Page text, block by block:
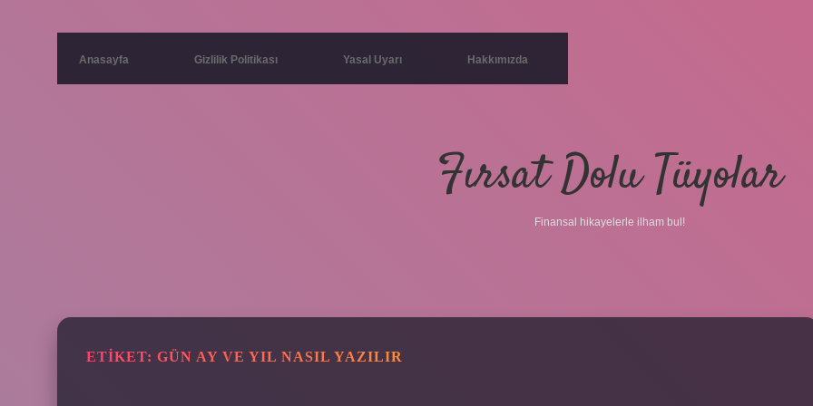
Anasayfa Gizlilik Politikası Yasal Uyarı Hakkımızda
Fırsat Dolu Tüyolar
Finansal hikayelerle ilham bul!
ETIKET: GÜN AY VE YIL NASIL YAZILIR